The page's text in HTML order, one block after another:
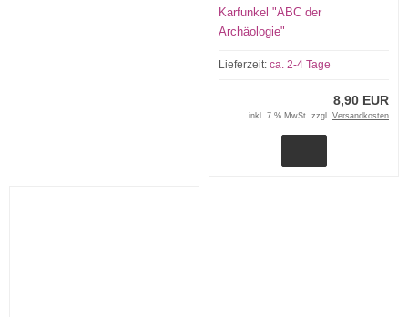
Karfunkel "ABC der
Archäologie"
Lieferzeit: ca. 2-4 Tage
8,90 EUR
inkl. 7 % MwSt. zzgl. Versandkosten